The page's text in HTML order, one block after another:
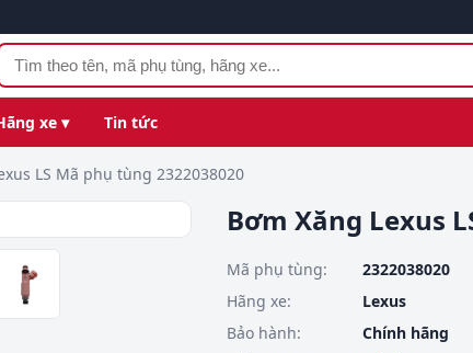
xe ▾ Tin tức
LS Mã phụ tùng 2322038020
Bơm Xăng Lexus
Mã phụ tùng:
2322038020
Hãng xe:
Lexus
Bảo hành:
Chính hãng